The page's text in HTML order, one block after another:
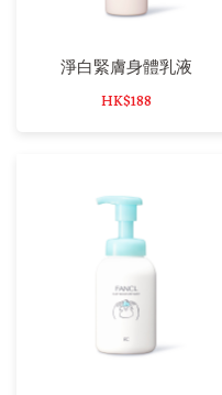
淨白緊膚身體乳液
HK$188